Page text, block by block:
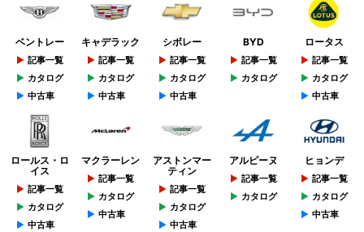
ベントレー
記事一覧
カタログ
中古車
キャデラック
記事一覧
カタログ
中古車
シボレー
記事一覧
カタログ
中古車
BYD
記事一覧
カタログ
ロータス
記事一覧
カタログ
中古車
ロールス・ロ
イス
記事一覧
カタログ
中古車
マクラーレン
記事一覧
カタログ
中古車
アストンマー
ティン
記事一覧
カタログ
中古車
アルピーヌ
記事一覧
カタログ
ヒョンデ
記事一覧
カタログ
中古車